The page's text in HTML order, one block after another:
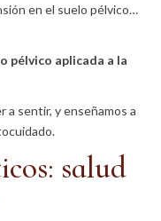
en el suelo pélvico…
pélvico aplicada a la
a sentir, y enseñamos a
salud